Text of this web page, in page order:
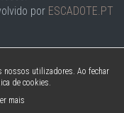
por ESCADOTE.PT
nossos utilizadores. Ao fechar
de cookies.
mais